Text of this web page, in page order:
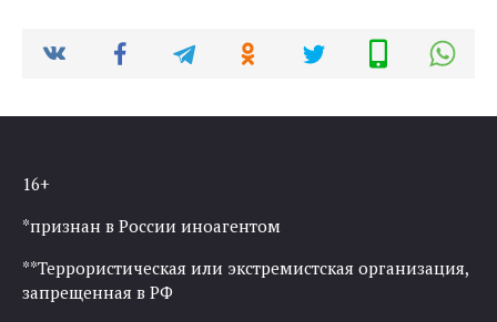
16+
*признан в России иноагентом
**Террористическая или экстремистская организация,
запрещенная в РФ